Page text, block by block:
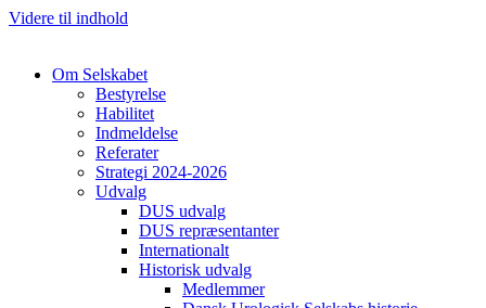
Videre til indhold
Om Selskabet
Bestyrelse
Habilitet
Indmeldelse
Referater
Strategi 2024-2026
Udvalg
DUS udvalg
DUS repræsentanter
Internationalt
Historisk udvalg
Medlemmer